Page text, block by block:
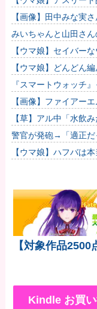
いよね…
【画像】田中みな実
してしまう
みいちゃんと山田さ
んだろうな
【ウマ娘】セイバーな
【ウマ娘】どんどん
『スマートウォッチ
【画像】ファイアー
て始まるｗｗｗｗｗ他
【草】アル中「水飲
警官が発砲→「適正
だけで警察本部長ま
【ウマ娘】ハフバは
【対象作品
Kindle お買